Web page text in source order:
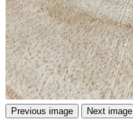
Previous image Next image